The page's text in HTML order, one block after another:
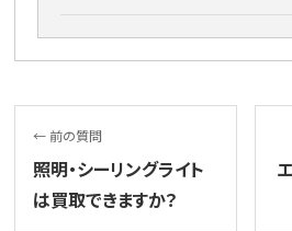
← 前の質問
照明・シーリングライト
は買取できますか？